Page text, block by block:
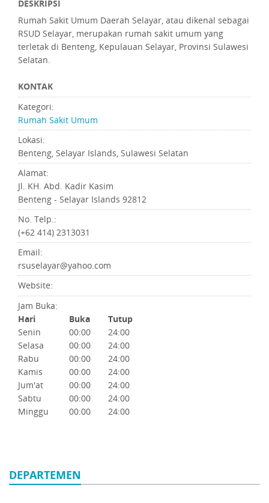
DESKRIPSI
Rumah Sakit Umum Daerah Selayar, atau dikenal sebagai
RSUD Selayar, merupakan rumah sakit umum yang
terletak di Benteng, Kepulauan Selayar, Provinsi Sulawesi
Selatan.
KONTAK
Kategori:
Rumah Sakit Umum
Lokasi:
Benteng, Selayar Islands, Sulawesi Selatan
Alamat:
Jl. KH. Abd. Kadir Kasim
Benteng - Selayar Islands 92812
No. Telp.:
(+62 414) 2313031
Email:
rsuselayar@yahoo.com
Website:
Jam Buka:
Hari
Buka
Tutup
Senin
00:00
24:00
Selasa
00:00
24:00
Rabu
00:00
24:00
Kamis
00:00
24:00
Jum'at
00:00
24:00
Sabtu
00:00
24:00
Minggu
00:00 24:00
DEPARTEMEN